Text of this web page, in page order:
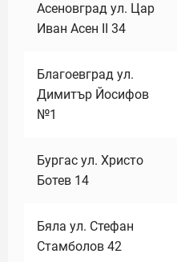
Асеновград ул. Цар
Иван Асен II 34
Благоевград ул.
Димитър Йосифов
№1
Бургас ул. Христо
Ботев 14
Бяла ул. Стефан
Стамболов 42